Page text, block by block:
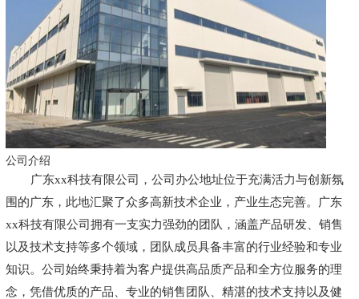
公司介绍
广东xx科技有限公司，公司办公地址位于充满活力与创新氛
围的广东，此地汇聚了众多高新技术企业，产业生态完善。广东
xx科技有限公司拥有一支实力强劲的团队，涵盖产品研发、销售
以及技术支持等多个领域，团队成员具备丰富的行业经验和专业
知识。公司始终秉持着为客户提供高品质产品和全方位服务的理
念，凭借优质的产品、专业的销售团队、精湛的技术支持以及健